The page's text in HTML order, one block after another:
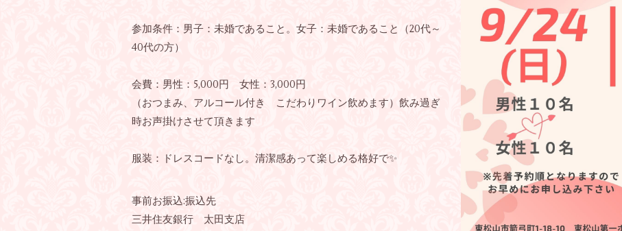
参加条件：男子：未婚であること。女子：未婚であること（20代～
40代の方）
会費：男性：5,000円 女性：3,000円
（おつまみ、アルコール付き こだわりワイン飲めます）飲み過ぎ
時お声掛けさせて頂きます
服装：ドレスコードなし。清潔感あって楽しめる格好で✨
事前お振込:振込先
三井住友銀行 太田支店